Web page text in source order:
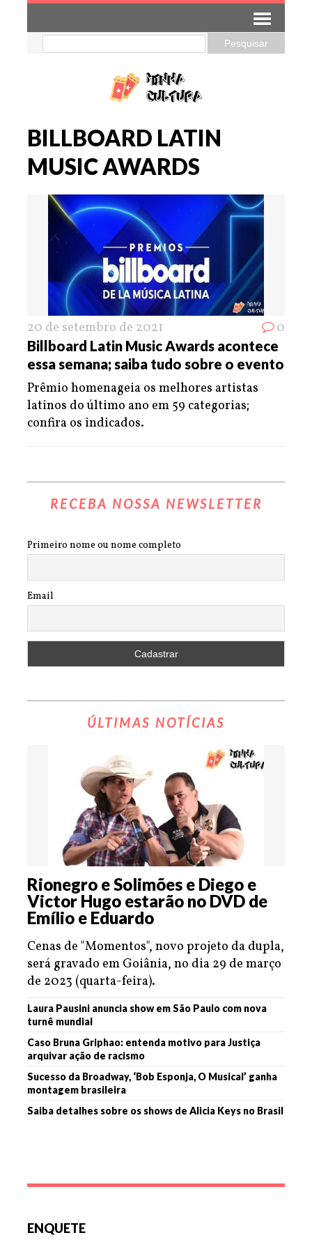
BILLBOARD LATIN
MUSIC AWARDS
20 de setembro de 2021 0
Billboard Latin Music Awards acontece
essa semana; saiba tudo sobre o evento
Prêmio homenageia os melhores artistas
latinos do último ano em 59 categorias;
confira os indicados.
RECEBA NOSSA NEWSLETTER
Primeiro nome ou nome completo
Email
ÚLTIMAS NOTÍCIAS
Rionegro e Solimões e Diego e
Victor Hugo estarão no DVD de
Emílio e Eduardo
Cenas de "Momentos", novo projeto da dupla,
será gravado em Goiânia, no dia 29 de março
de 2023 (quarta-feira).
Laura Pausini anuncia show em São Paulo com nova
turnê mundial
Caso Bruna Griphao: entenda motivo para Justiça
arquivar ação de racismo
Sucesso da Broadway, ‘Bob Esponja, O Musical’ ganha
montagem brasileira
Saiba detalhes sobre os shows de Alicia Keys no Brasil
ENQUETE